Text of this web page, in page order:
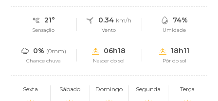
21°
Sensação
0.34 km/h
Vento
74%
Umidade
0% (0mm)
Chance chuva
06h18
Nascer do sol
18h11
Pôr do sol
Sexta Sábado Domingo Segunda Terça